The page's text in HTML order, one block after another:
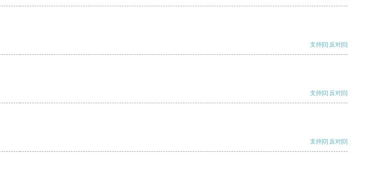
支持[0] 反对[0]
支持[0] 反对[0]
支持[0] 反对[0]